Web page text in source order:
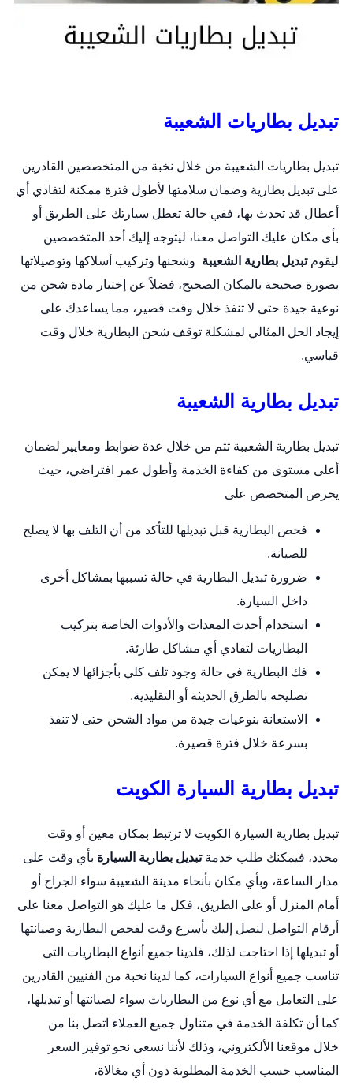
تبديل بطاريات الشعيبة
تبديل بطاريات الشعيبة من خلال نخبة من المتخصصين القادرين
على تبديل بطارية وضمان سلامتها لأطول فترة ممكنة لتفادي أي
أعطال قد تحدث بها، ففي حالة تعطل سيارتك على الطريق أو
بأى مكان عليك التواصل معنا، ليتوجه إليك أحد المتخصصين
ليقومتبديل بطارية الشعيبة وشحنها وتركيب أسلاكها وتوصيلاتها
بصورة صحيحة بالمكان الصحيح، فضلاً عن إختيار مادة شحن من
نوعية جيدة حتى لا تنفذ خلال وقت قصير، مما يساعدك على
إيجاد الحل المثالي لمشكلة توقف شحن البطارية خلال وقت
قياسي.
تبديل بطارية الشعيبة
تبديل بطارية الشعيبة تتم من خلال عدة ضوابط ومعايير لضمان
أعلى مستوى من كفاءة الخدمة وأطول عمر افتراضي، حيث
يحرص المتخصص على
فحص البطارية قبل تبديلها للتأكد من أن التلف بها لا يصلح
للصيانة.
ضرورة تبديل البطارية في حالة تسببها بمشاكل أخرى
داخل السيارة.
استخدام أحدث المعدات والأدوات الخاصة بتركيب
البطاريات لتفادي أي مشاكل طارئة.
فك البطارية في حالة وجود تلف كلي بأجزائها لا يمكن
تصليحه بالطرق الحديثة أو التقليدية.
الاستعانة بنوعيات جيدة من مواد الشحن حتى لا تنفذ
بسرعة خلال فترة قصيرة.
تبديل بطارية السيارة الكويت
تبديل بطارية السيارة الكويت لا ترتبط بمكان معين أو وقت
محدد، فيمكنك طلب خدمةتبديل بطارية السيارة بأي وقت على
مدار الساعة، وبأي مكان بأنحاء مدينة الشعيبة سواء الجراج أو
أمام المنزل أو على الطريق، فكل ما عليك هو التواصل معنا على
أرقام التواصل لنصل إليك بأسرع وقت لفحص البطارية وصيانتها
أو تبديلها إذا احتاجت لذلك، فلدينا جميع أنواع البطاريات التى
تناسب جميع أنواع السيارات، كما لدينا نخبة من الفنيين القادرين
على التعامل مع أي نوع من البطاريات سواء لصيانتها أو تبديلها،
كما أن تكلفة الخدمة في متناول جميع العملاء اتصل بنا من
خلال موقعنا الألكتروني، وذلك لأننا نسعى نحو توفير السعر
المناسب حسب الخدمة المطلوبة دون أي مغالاة،